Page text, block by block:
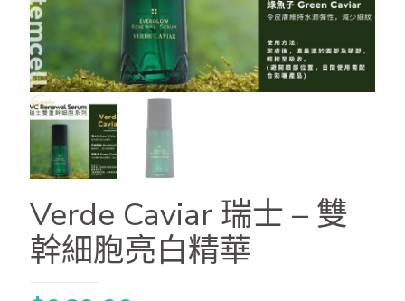
Verde Caviar 瑞士 – 雙
幹細胞亮白精華